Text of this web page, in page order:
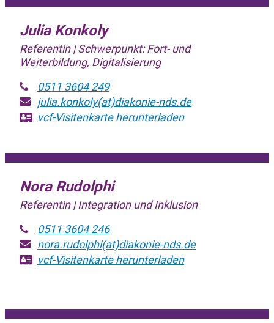
Julia Konkoly
Referentin | Schwerpunkt: Fort- und
Weiterbildung, Digitalisierung
0511 3604 249
julia.konkoly(at)diakonie-nds.de
vcf-Visitenkarteherunterladen
Nora Rudolphi
Referentin | Integration und Inklusion
0511 3604 246
nora.rudolphi(at)diakonie-nds.de
vcf-Visitenkarteherunterladen